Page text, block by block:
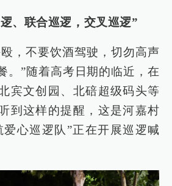
、联合巡逻，交叉巡逻”
，不要饮酒驾驶，切勿高声
。”随着高考日期的临近，在
宾文创园、北碚超级码头等
到这样的提醒，这是河嘉村
心巡逻队”正在开展巡逻喊